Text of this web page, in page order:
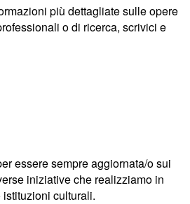
più dettagliate sulle opere
o di ricerca, scrivici e
essere sempre aggiornata/o sui
iniziative che realizziamo in
culturali.